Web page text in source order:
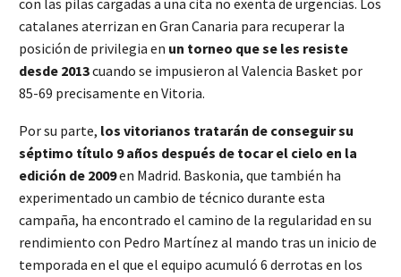
catalanes aterrizan en Gran Canaria para recuperar la
posición de privilegia en un torneo que se les resiste
desde 2013cuando se impusieron al Valencia Basket por
85-69 precisamente en Vitoria.
Por su parte, los vitorianos tratarán de conseguir su
séptimo título 9 años después de tocar el cielo en la
edición de 2009en Madrid. Baskonia, que también ha
experimentado un cambio de técnico durante esta
campaña, ha encontrado el camino de la regularidad en su
rendimiento con Pedro Martínez al mando tras un inicio de
temporada en el que el equipo acumuló 6 derrotas en los